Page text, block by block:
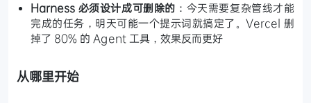
Harness 必须设计成可删除的 ：今天需要复杂管线才能
完成的任务，明天可能一个提示词就搞定了。Vercel 删
掉了 80% 的 Agent 工具，效果反而更好
从哪里开始